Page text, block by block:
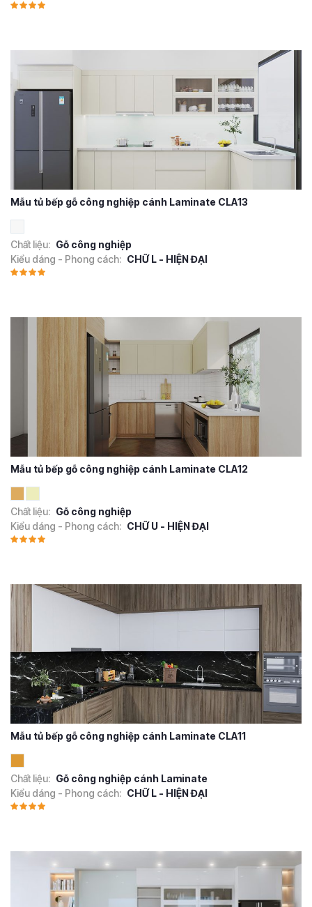
Mẫu tủ bếp gỗ công nghiệp cánh Laminate CLA13
Chất liệu: Gỗ công nghiệp
Kiểu dáng - Phong cách: CHỮ L - HIỆN ĐẠI
Mẫu tủ bếp gỗ công nghiệp cánh Laminate CLA12
Chất liệu: Gỗ công nghiệp
Kiểu dáng - Phong cách: CHỮ U - HIỆN ĐẠI
Mẫu tủ bếp gỗ công nghiệp cánh Laminate CLA11
Chất liệu: Gỗ công nghiệp cánh Laminate
Kiểu dáng - Phong cách: CHỮ L - HIỆN ĐẠI